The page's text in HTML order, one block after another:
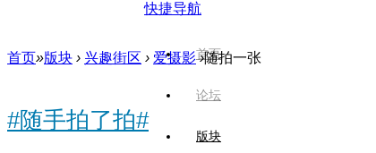
快捷导航
首页
论坛
版块
首页»版块 › 兴趣街区 › 爱摄影 ›随拍一张
#随手拍了拍#